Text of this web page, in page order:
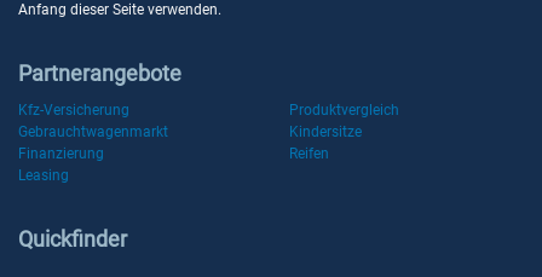
Anfang dieser Seite verwenden.
Partnerangebote
Kfz-Versicherung
Produktvergleich
Gebrauchtwagenmarkt
Kindersitze
Finanzierung
Reifen
Leasing
Quickfinder